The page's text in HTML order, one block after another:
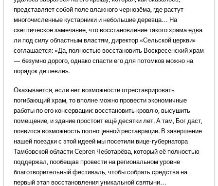
представляет собой поле влажного чернозёма, где растут
многочисленные кустарники и небольшие деревца… На
скептическое замечание, что восстановление такого храма едва
ли под силу областным властям, директор «Сельской церкви»
соглашается: «Да, полностью восстановить Воскресенский храм
— безумно дорого, однако спасти его для потомков можно на
порядок дешевле».
Оказывается, если нет возможности отреставрировать
погибающий храм, то вполне можно провести экономичные
работы по его консервации: восстановить кровлю, высушить
помещение, и здание простоит ещё десятки лет. А там, Бог даст,
появится возможность полноценной реставрации. В завершение
нашей поездки с этой идеей мы посетили вице-губернатора
Тамбовской области Сергея Чеботарёва, который её полностью
поддержал, пообещав провести на региональном уровне
благотворительный фестиваль, чтобы собрать средства на
первый этап восстановления уникальной святыни…